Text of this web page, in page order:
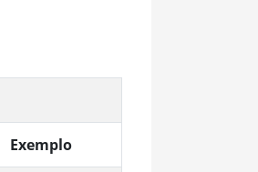
Exemplo